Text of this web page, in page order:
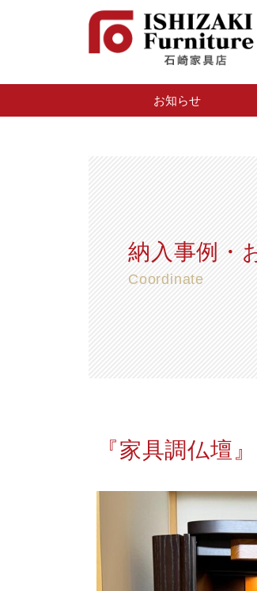
お知らせ
納入事例・
Coordinate
『家具調仏壇』